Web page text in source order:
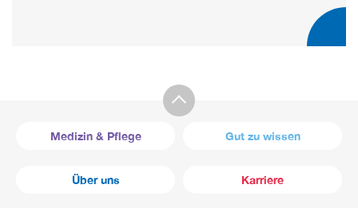
Medizin & Pflege Gut zu wissen
Über uns Karriere